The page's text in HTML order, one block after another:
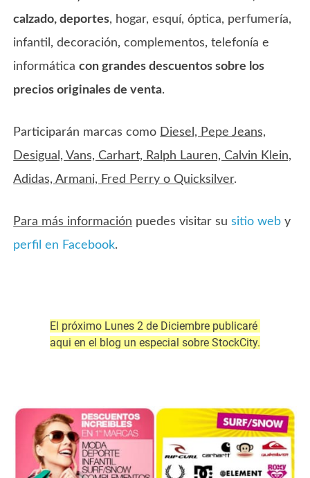
calzado, deportes, hogar, esquí, óptica, perfumería,
infantil, decoración, complementos, telefonía e
informáticacon grandes descuentos sobre los
precios originales de venta.
Participarán marcas como Diesel, Pepe Jeans,
Desigual, Vans, Carhart, Ralph Lauren, Calvin Klein,
Adidas, Armani, Fred Perry o Quicksilver.
Para más información puedes visitar susitio web y
perfil en Facebook.
El próximo Lunes 2 de Diciembre publicaré
aqui en el blog un especial sobre StockCity.